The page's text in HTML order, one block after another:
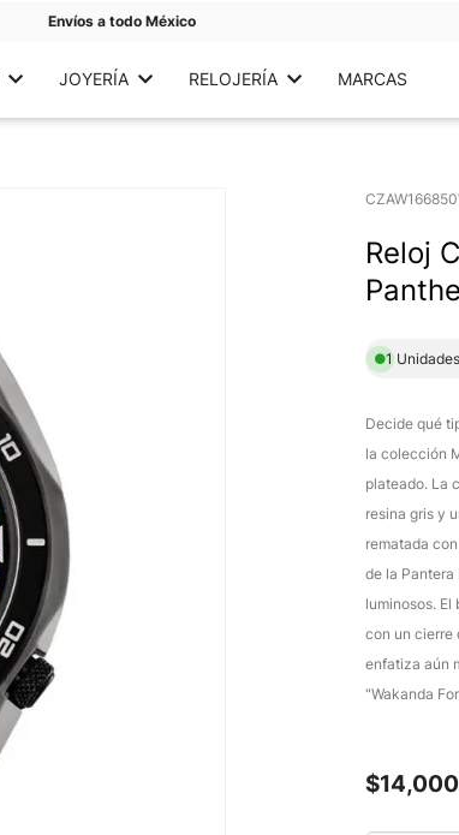
Envíos a todo México
JOYERÍA RELOJERÍA MARCAS
Reloj
1
Decide qué
la colección
plateado. La
resina gris y
rematada
de la
luminosos.
con un cierre
enfatiza aún
"Wakanda